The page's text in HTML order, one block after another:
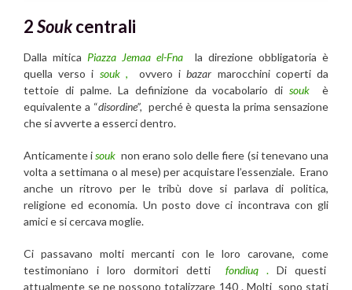
2Soukcentrali
Dalla miticaPiazza Jemaa el-Fna
la direzione obbligatoria è
quella verso i souk, ovvero ibazar marocchini coperti da
tettoie di palme. La definizione da vocabolario disouk
è
equivalente a “disordine”, perché è questa la prima sensazione
che si avverte a esserci dentro.
Anticamente isouk non erano solo delle fiere (si tenevano una
volta a settimana o al mese) per acquistare l’essenziale. Erano
anche un ritrovo per le tribù dove si parlava di politica,
religione ed economia. Un posto dove ci incontrava con gli
amici e si cercava moglie.
Ci passavano molti mercanti con le loro carovane, come
testimoniano i loro dormitori detti
fondiuq . Di questi
attualmente se ne possono totalizzare 140 . Molti sono stati